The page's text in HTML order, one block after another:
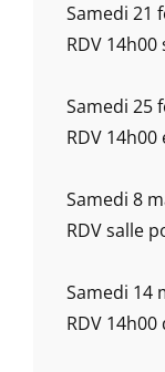
Samedi 21
RDV
Samedi 25
RDV
Samedi 8
RDV salle
Samedi 14
RDV